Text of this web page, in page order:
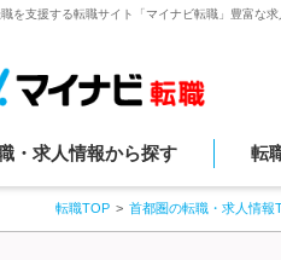
を支援する転職サイト「マイナビ転職」豊富な
・求人情報から探す 転
転職TOP 首都圏の転職・求人情報